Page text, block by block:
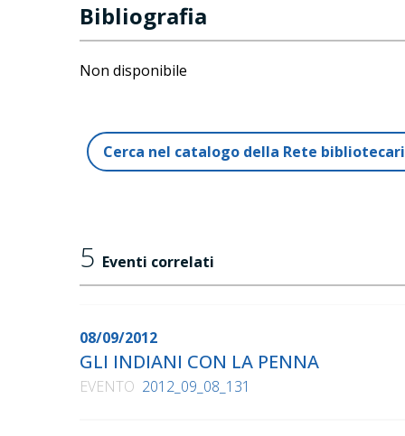
Bibliografia
Non disponibile
Cerca nel catalogo della Rete
5 Eventi correlati
08/09/2012
GLI INDIANI CON LA PENNA
EVENTO 2012_09_08_131